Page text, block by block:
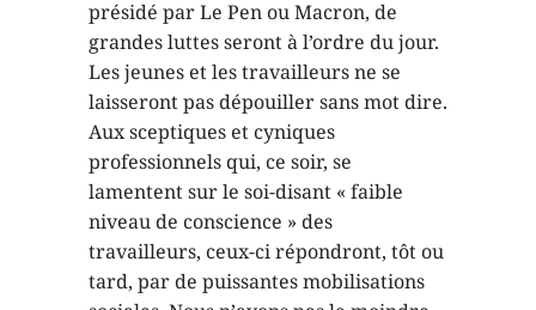
présidé par Le Pen ou Macron, de
grandes luttes seront à l’ordre du jour.
Les jeunes et les travailleurs ne se
laisseront pas dépouiller sans mot dire.
Aux sceptiques et cyniques
professionnels qui, ce soir, se
lamentent sur le soi-disant « faible
niveau de conscience » des
travailleurs, ceux-ci répondront, tôt ou
tard, par de puissantes mobilisations